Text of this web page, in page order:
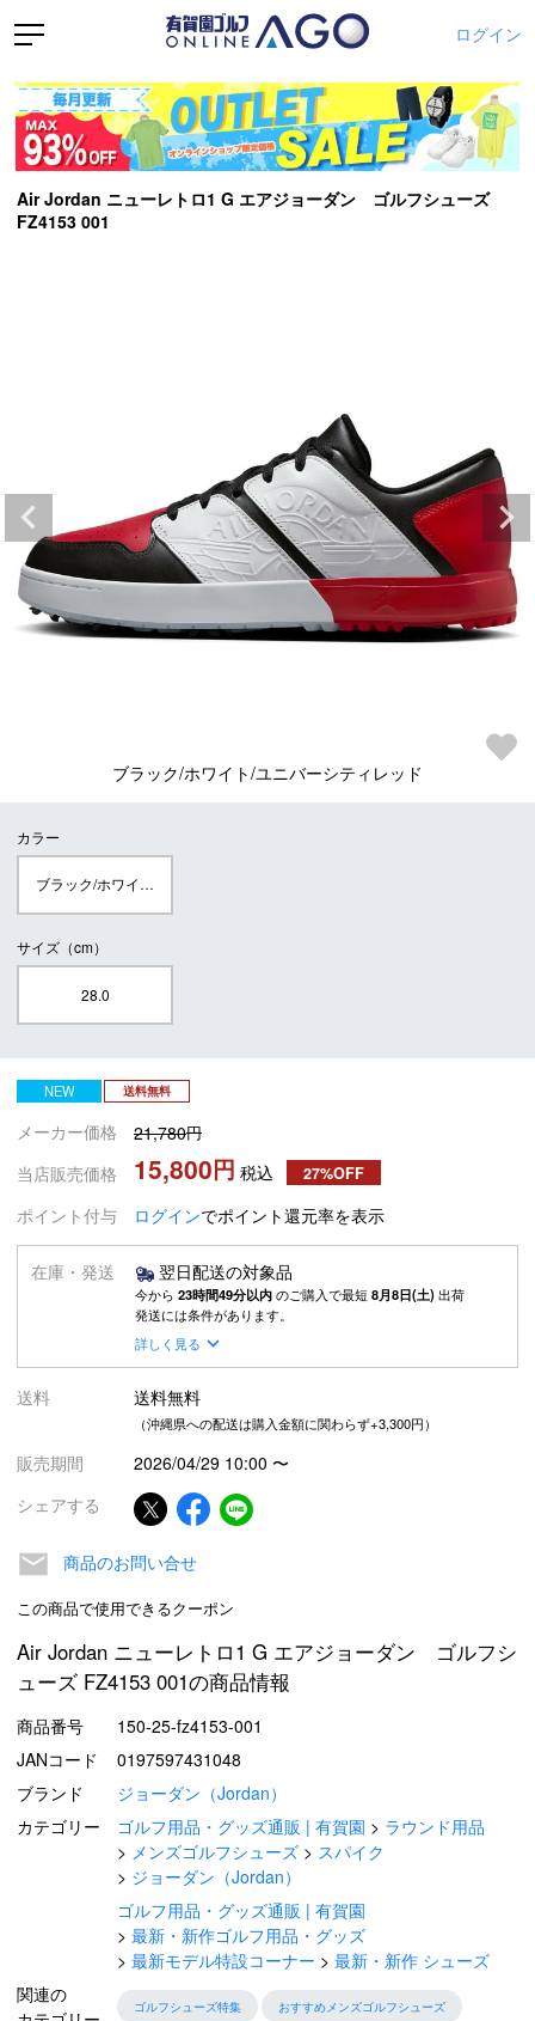
ログイン
Air Jordan ニューレトロ1 G エアジョーダン ゴルフシューズ
FZ4153 001
ブラック/ホワイト/ユニバーシティレッド
カラー
ブラック/ホワイト/ユニバーシティレッド
サイズ（cm）
28.0
NEW 送料無料
メーカー価格
21,780
当店販売価格
15,800 税込 27%OFF
ポイント付与 ログインでポイント還元率を表示
在庫・発送 翌日配送の対象品
今から 23時間49分以内のご購入で最短8月8日(土)出荷
発送には条件があります。
詳しく見る
送料 送料無料
（沖縄県への配送は購入金額に関わらず+3,300円）
販売期間 2026/04/29 10:00 〜
シェアする
商品のお問い合せ
この商品で使用できるクーポン
Air Jordan ニューレトロ1 G エアジョーダン ゴルフシ
ューズ FZ4153 001の商品情報
商品番号
150-25-fz4153-001
JANコード
0197597431048
ブランド
ジョーダン（Jordan）
カテゴリー
ゴルフ用品・グッズ通販 | 有賀園
ラウンド用品
メンズゴルフシューズ
スパイク
ジョーダン（Jordan）
ゴルフ用品・グッズ通販 | 有賀園
最新・新作ゴルフ用品・グッズ
最新モデル特設コーナー
最新・新作 シューズ
関連の
ゴルフシューズ特集 おすすめメンズゴルフシューズ